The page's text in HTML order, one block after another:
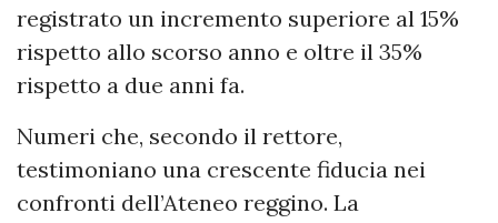
registrato un incremento superiore al 15%
rispetto allo scorso anno e oltre il 35%
rispetto a due anni fa.
Numeri che, secondo il rettore,
testimoniano una crescente fiducia nei
confronti dell’Ateneo reggino. La